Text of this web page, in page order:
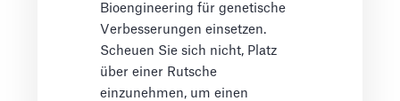
Bioengineering für genetische
Verbesserungen einsetzen.
Scheuen Sie sich nicht, Platz
über einer Rutsche
einzunehmen, um einen